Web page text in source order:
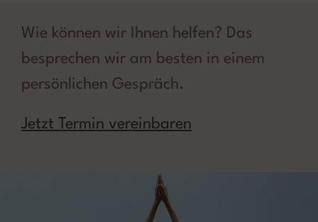
Wie können wir Ihnen helfen? Das
besprechen wir am besten in einem
persönlichen Gespräch.
Jetzt Termin vereinbaren